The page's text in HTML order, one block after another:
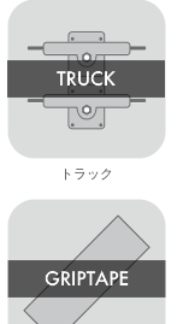
トラック